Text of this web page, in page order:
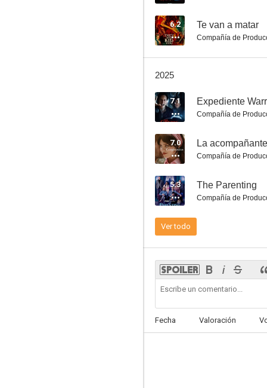
La decisión de Anne
Blow
6.2 Te van a matar
Compañía de
2025
7.1 Expediente
Compañía de
7.0 La acompañante
Compañía de
5.3 The Parenting
Compañía de
Ver todo
Fecha Valoración